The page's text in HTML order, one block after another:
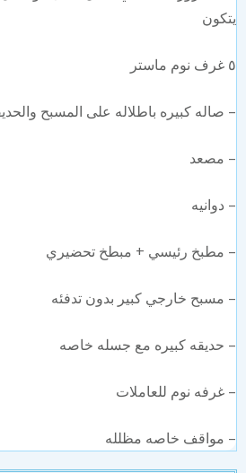
غرف نوم ماستر
كبيره باطلاله على المسبح والحديقه
⁠مصعد
⁠مطبخ رئيسي + مبطخ تحضيري
خارجي كبير بدون تدفئه
كبيره مع جسله خاصه
نوم للعاملات
⁠مواقف خاصه مظلله